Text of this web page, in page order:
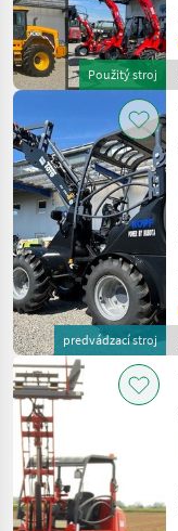
Použitý stroj
predvádzací stroj